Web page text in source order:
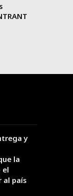
y
la
el
al país